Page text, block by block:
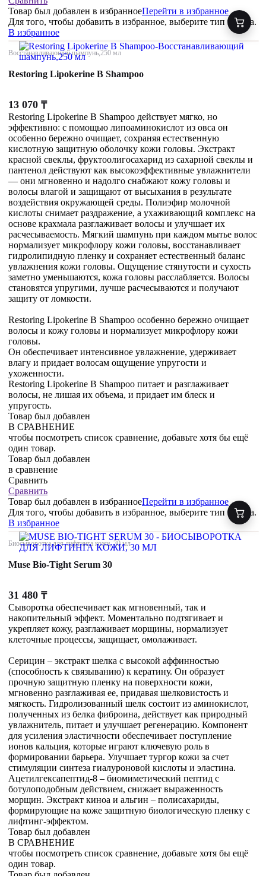
Товар был добавлен в избранноеПерейти в избранное
Для того, чтобы добавить в избранное, выберите тип товара.
В избранное
Восстанавливающий шампунь,250 мл
Restoring Lipokerine B Shampoo
13 070 ₸
Restoring Lipokerine B Shampoo действует мягко, но
эффективно: с помощью липоаминокислот из овса он
особенно бережно очищает, сохраняя естественную
кислотную защитную оболочку кожи головы. Экстракт
красной свеклы, фруктоолигосахарид из сахарной свеклы и
пантенол действуют как высокоэффективные увлажнители
— они мгновенно и надолго снабжают кожу головы и
волосы влагой и защищают от высыхания в результате
воздействия окружающей среды. Полиэфир молочной
кислоты снимает раздражение, а ухаживающий комплекс на
основе крахмала разглаживает волосы и улучшает их
расчесываемость. Мягкий шампунь при каждом мытье волос
нормализует микрофлору кожи головы, восстанавливает
гидролипидную пленку и сохраняет естественный баланс
увлажнения кожи головы. Ощущение стянутости и сухость
заметно уменьшаются, кожа головы расслабляется. Волосы
становятся упругими, лучше расчесываются и получают
защиту от ломкости.
Restoring Lipokerine B Shampoo особенно бережно очищает
волосы и кожу головы и нормализует микрофлору кожи
головы.
Он обеспечивает интенсивное увлажнение, удерживает
влагу и придает волосам ощущение упругости и
ухоженности.
Restoring Lipokerine B Shampoo питает и разглаживает
волосы, не лишая их объема, и придает им блеск и
упругость.
Товар был добавлен
В СРАВНЕНИЕ
чтобы посмотреть список сравнение, добавьте хотя бы ещё
один товар.
Товар был добавлен
в сравнение
Сравнить
Сравнить
Товар был добавлен в избранноеПерейти в избранное
Для того, чтобы добавить в избранное, выберите тип товара.
В избранное
Биосыворотка для лифтинга кожи, 30 мл
Muse Bio-Tight Serum 30
31 480 ₸
Сыворотка обеспечивает как мгновенный, так и
накопительный эффект. Моментально подтягивает и
укрепляет кожу, разглаживает морщины, нормализует
клеточные процессы, защищает, омолаживает.
Серицин – экстракт шелка с высокой аффинностью
(способность к связыванию) к кератину. Он образует
прочную защитную пленку на поверхности кожи,
мгновенно разглаживая ее, придавая шелковистость и
мягкость. Гидролизованный шелк состоит из аминокислот,
полученных из белка фиброина, действует как природный
увлажнитель, питает и улучшает регенерацию. Компонент
для усиления эластичности обеспечивает поступление
ионов кальция, которые играют ключевую роль в
формировании барьера. Улучшает тургор кожи за счет
стимуляции синтеза гиалуроновой кислоты и эластина.
Ацетилгексапептид-8 – биомиметический пептид с
ботулоподобным действием, снижает выраженность
морщин. Экстракт киноа и альгин – полисахариды,
формирующие на коже защитную биологическую пленку с
лифтинг-эффектом.
Товар был добавлен
В СРАВНЕНИЕ
чтобы посмотреть список сравнение, добавьте хотя бы ещё
один товар.